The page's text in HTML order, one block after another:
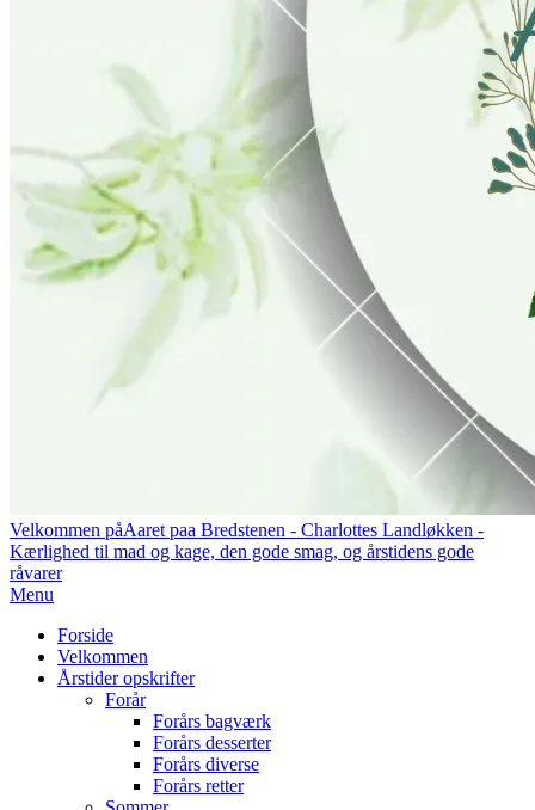
Velkommen påAaret paa Bredstenen - Charlottes Landløkken -
Kærlighed til mad og kage, den gode smag, og årstidens gode
råvarer
Primary
Menu
Menu
Forside
Velkommen
Årstider opskrifter
Forår
Forårs bagværk
Forårs desserter
Forårs diverse
Forårs retter